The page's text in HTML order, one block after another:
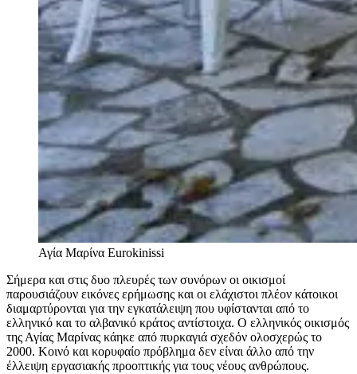
Αγία Μαρίνα Eurokinissi
Σήμερα και στις δυο πλευρές των συνόρων οι οικισμοί
παρουσιάζουν εικόνες ερήμωσης και οι ελάχιστοι πλέον κάτοικοι
διαμαρτύρονται για την εγκατάλειψη που υφίστανται από το
ελληνικό και το αλβανικό κράτος αντίστοιχα. Ο ελληνικός οικισμός
της Αγίας Μαρίνας κάηκε από πυρκαγιά σχεδόν ολοσχερώς το
2000. Κοινό και κορυφαίο πρόβλημα δεν είναι άλλο από την
έλλειψη εργασιακής προοπτικής για τους νέους ανθρώπους.